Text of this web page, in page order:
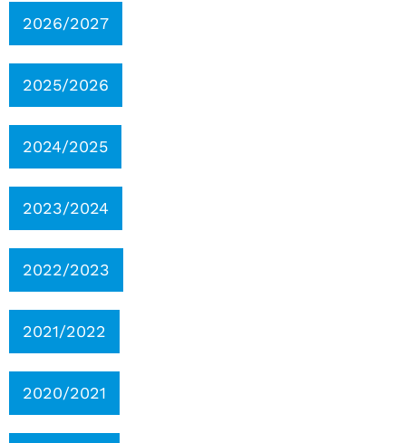
2026/2027
2025/2026
2024/2025
2023/2024
2022/2023
2021/2022
2020/2021